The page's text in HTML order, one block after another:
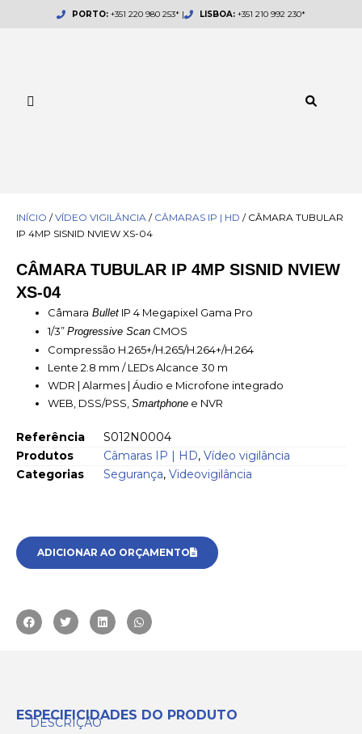
PORTO: +351 220 980 253* | LISBOA:+351 210 992 230*
INÍCIO /VÍDEO VIGILÂNCIA / CÂMARAS IP | HD / CÂMARA TUBULAR
IP 4MP SISNID NVIEW XS-04
CÂMARA TUBULAR IP 4MP SISNID NVIEW
XS-04
Câmara Bullet IP 4 Megapixel Gama Pro
1/3” Progressive Scan CMOS
Compressão H.265+/H.265/H.264+/H.264
Lente 2.8 mm / LEDs Alcance 30 m
WDR | Alarmes | Áudio e Microfone integrado
WEB, DSS/PSS, Smartphone e NVR
Referência
S012N0004
Produtos
Câmaras IP | HD, Vídeo vigilância
Categorias
Segurança, Videovigilância
ADICIONAR AO ORÇAMENTO
ESPECIFICIDADES DO PRODUTO
DESCRIÇÃO